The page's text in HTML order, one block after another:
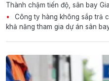
Thành chậm tiến độ, sân bay
Công ty hàng không sắp trả
khả năng tham gia dự án sân